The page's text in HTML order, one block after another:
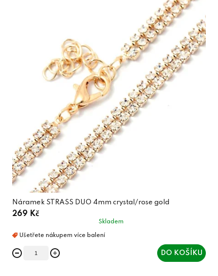
Náramek STRASS DUO 4mm crystal/rose gold
269 Kč
Skladem
DO KOŠÍKU